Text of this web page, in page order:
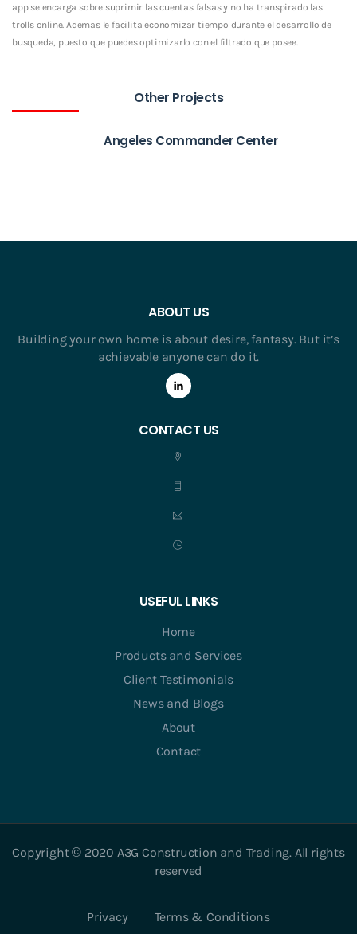
app se encarga sobre suprimir las cuentas falsas y no ha transpirado las
trolls online. Ademas le facilita economizar tiempo durante el desarrollo de
busqueda, puesto que puedes optimizarlo con el filtrado que posee.
Other Projects
Angeles Commander Center
ABOUT US
Building your own home is about desire, fantasy. But it’s
achievable anyone can do it.
CONTACT US
USEFUL LINKS
Home
Products and Services
Client Testimonials
News and Blogs
About
Contact
Copyright © 2020 A3G Construction and Trading. All rights
reserved
Privacy Terms & Conditions